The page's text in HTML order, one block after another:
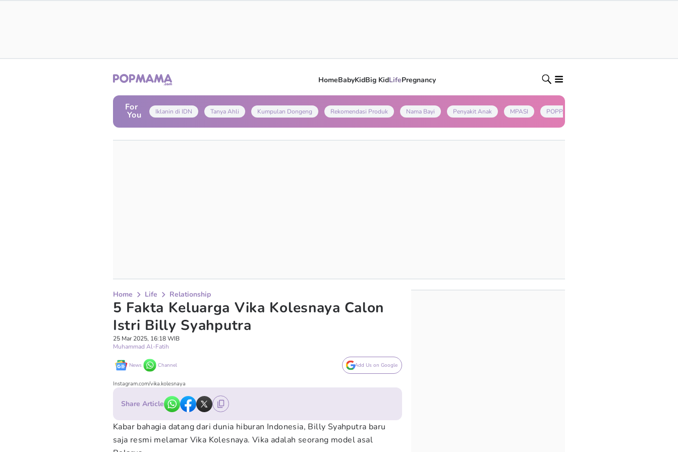
HomeBabyKidBig KidLifePregnancy
For
You Iklanin di IDN Tanya Ahli Kumpulan Dongeng Rekomendasi Produk Nama Bayi Penyakit Anak MPASI POPPAPA
Home Life Relationship
5 Fakta Keluarga Vika Kolesnaya Calon
Istri Billy Syahputra
25 Mar 2025, 16:18 WIB
Muhammad Al-Fatih
News Channel Add Us on Google
Instagram.com/vika.kolesnaya
Share Article
Kabar bahagia datang dari dunia hiburan Indonesia, Billy Syahputra baru
saja resmi melamar Vika Kolesnaya. Vika adalah seorang model asal